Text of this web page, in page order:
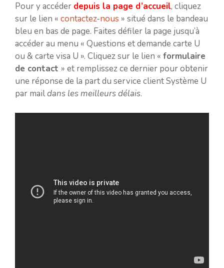
Pour y accéder depuis la page d’accueil, cliquez
sur le lien « contactez-nous » situé dans le bandeau
bleu en bas de page. Faites défiler la page jusqu’à
accéder au menu « Questions et demande carte U
ou & carte visa U ». Cliquez sur le lien « formulaire
de contact » et remplissez ce dernier pour obtenir
une réponse de la part du service client Système U
par maildans les meilleurs délais.